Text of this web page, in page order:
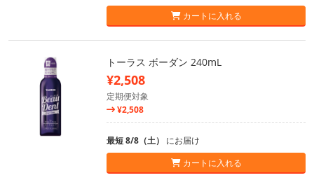
カートに入れる
トーラス ボーダン 240mL
¥2,508
定期便対象
¥2,508
最短 8/8（土） にお届け
カートに入れる